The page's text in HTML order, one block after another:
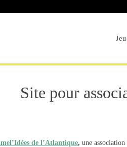
Site pour
de l’Atlantique, une